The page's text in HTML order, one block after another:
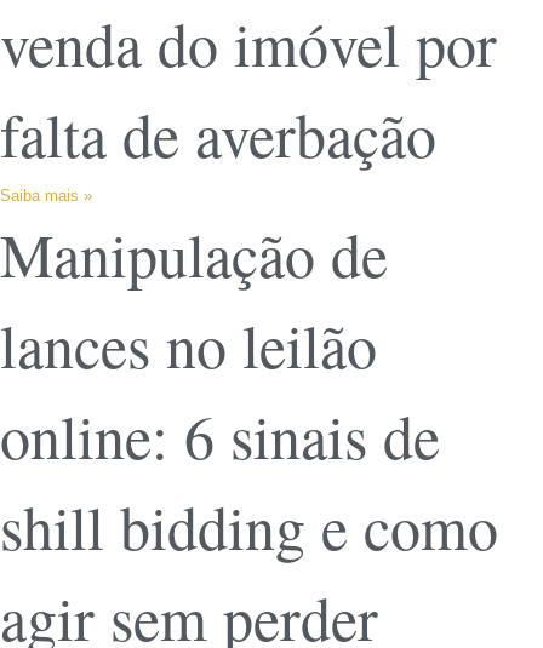
venda do imóvel por
falta de averbação
Saiba mais »
Manipulação de
lances no leilão
online: 6 sinais de
shill bidding e como
agir sem perder